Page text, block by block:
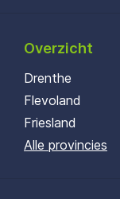
Overzicht
Drenthe
Flevoland
Friesland
Alle provincies